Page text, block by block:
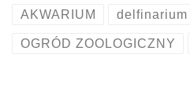
AKWARIUM delfinarium
OGRÓD ZOOLOGICZNY